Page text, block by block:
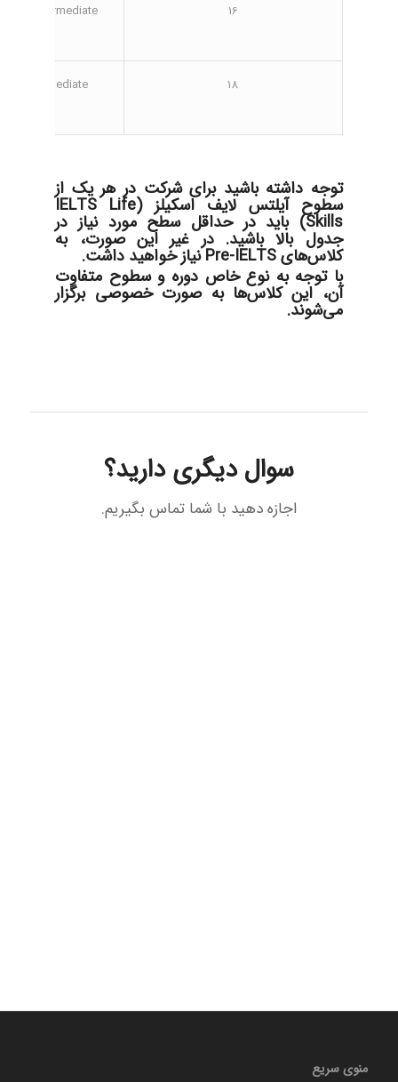
16
Pre-Intermediate
18
Intermediate
توجه داشته باشید برای شرکت در هر یک از
سطوح آیلتس لایف اسکیلز (IELTS Life
Skills) باید در حداقل سطح مورد نیاز در
جدول بالا باشید. در غیر این صورت، به
کلاس‌های Pre-IELTS نیاز خواهید داشت.
با توجه به نوع خاص دوره و سطوح متفاوت
آن، این کلاس‌ها به صورت خصوصی برگزار
می‌شوند.
سوال دیگری دارید؟
اجازه دهید با شما تماس بگیریم.
منوی سریع